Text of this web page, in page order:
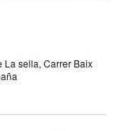
La sella, Carrer Baix